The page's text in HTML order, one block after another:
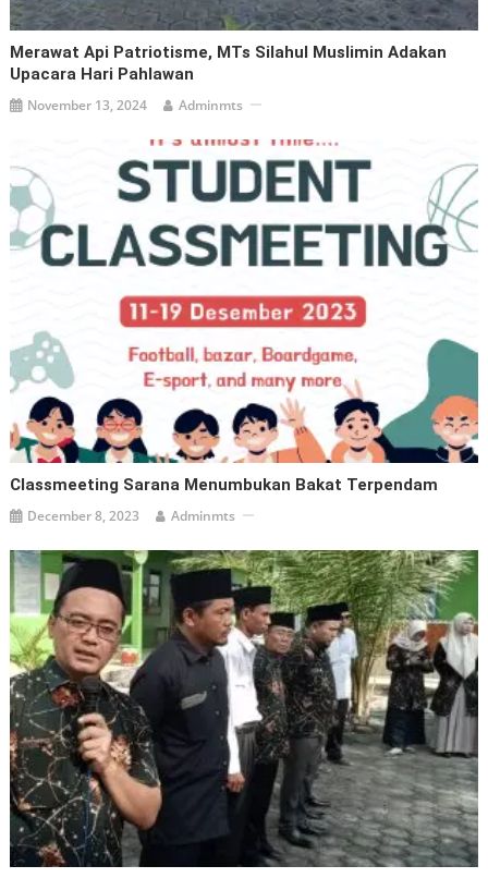
Merawat Api Patriotisme, MTs Silahul Muslimin Adakan
Upacara Hari Pahlawan
November 13, 2024 Adminmts
Classmeeting Sarana Menumbukan Bakat Terpendam
December 8, 2023 Adminmts